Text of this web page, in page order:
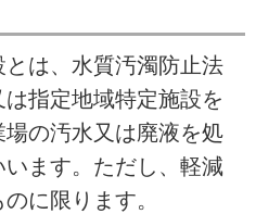
は、水質汚濁防止法
指定地域特定施設を
の汚水又は廃液を処
ます。ただし、軽減
に限ります。